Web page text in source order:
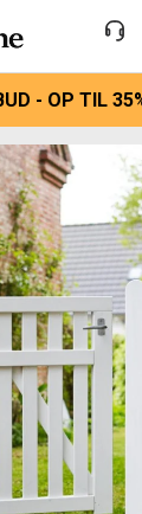
- OP TIL